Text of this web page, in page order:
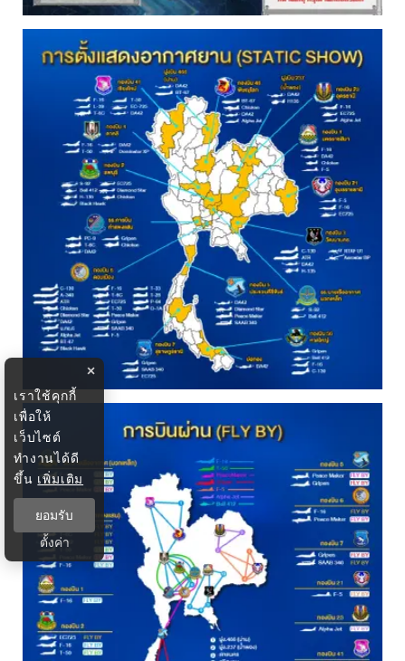
×
เราใช้คุกกี้
เพื่อให้
เว็บไซต์
ทำงานได้ดี
ขึ้น เพิ่มเติม
ยอมรับ
ตั้งค่า